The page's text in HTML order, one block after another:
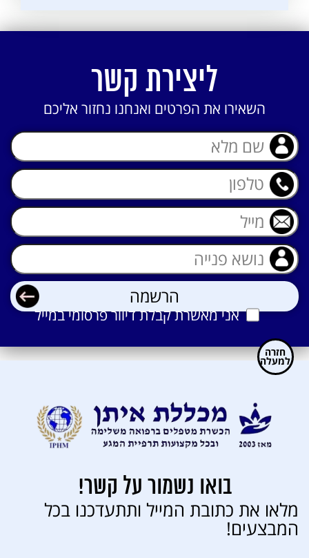
ליצירת קשר
השאירו את הפרטים ואנחנו נחזור אליכם
אני מאשרת קבלת דיוור פרסומי במייל
חזרה
למעלה
בואו נשמור על קשר!
מלאו את כתובת המייל ותתעדכנו בכל
המבצעים!